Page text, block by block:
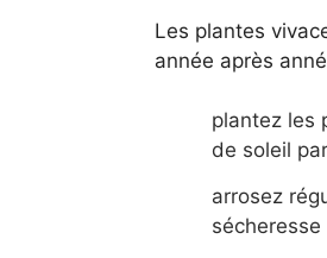
Les plantes
année après
plantez les
de soleil
arrosez